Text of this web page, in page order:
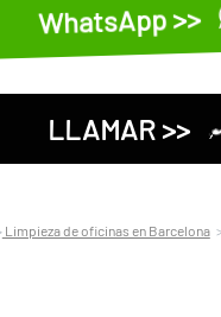
WhatsApp >>
LLAMAR >>
Limpieza de oficinas en Barcelona